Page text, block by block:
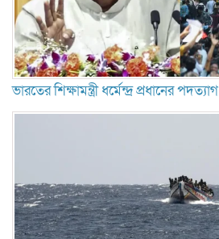
ভারতের শিক্ষামন্ত্রী ধর্মেন্দ্র প্রধানের পদত্যাগ